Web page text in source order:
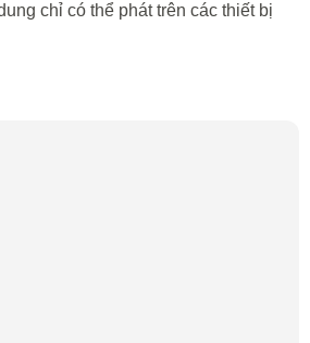
chỉ có thể phát trên các thiết bị